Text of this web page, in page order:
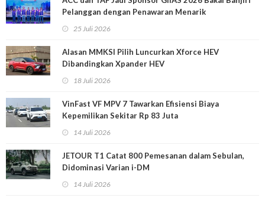
Pelanggan dengan Penawaran Menarik
25 Juli 2026
Alasan MMKSI Pilih Luncurkan Xforce HEV
Dibandingkan Xpander HEV
18 Juli 2026
VinFast VF MPV 7 Tawarkan Efisiensi Biaya
Kepemilikan Sekitar Rp 83 Juta
14 Juli 2026
JETOUR T1 Catat 800 Pemesanan dalam Sebulan,
Didominasi Varian i-DM
14 Juli 2026